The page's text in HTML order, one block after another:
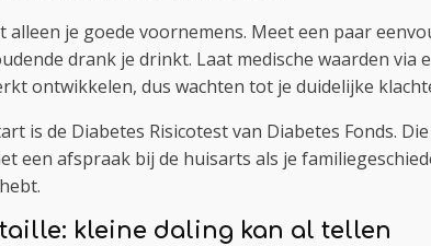
alleen je goede voornemens. Meet een paar
drank je drinkt. Laat medische waarden
ontwikkelen, dus wachten tot je duidelijke
is de Diabetes Risicotest van Diabetes Fonds.
een afspraak bij de huisarts als je
kleine daling kan al tellen